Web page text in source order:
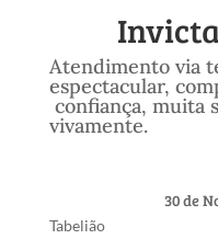
Atendimento via
espectacular,
confiança, muita
vivamente.
30 de
Tabelião